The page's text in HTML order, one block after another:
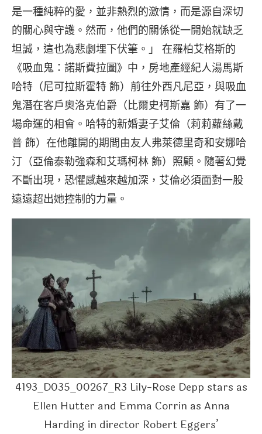
是一種純粹的愛，並非熱烈的激情，而是源自深切
的關心與守護。然而，他們的關係從一開始就缺乏
坦誠，這也為悲劇埋下伏筆。」 在羅柏艾格斯的
《吸血鬼：諾斯費拉圖》中，房地產經紀人湯馬斯
哈特（尼可拉斯霍特 飾）前往外西凡尼亞，與吸血
鬼潛在客戶奧洛克伯爵（比爾史柯斯嘉 飾）有了一
場命運的相會。哈特的新婚妻子艾倫（莉莉蘿絲戴
普 飾）在他離開的期間由友人弗萊德里奇和安娜哈
汀（亞倫泰勒強森和艾瑪柯林 飾）照顧。隨著幻覺
不斷出現，恐懼感越來越加深，艾倫必須面對一股
遠遠超出她控制的力量。
4193_D035_00267_R3 Lily-Rose Depp stars as
Ellen Hutter and Emma Corrin as Anna
Harding in director Robert Eggers’